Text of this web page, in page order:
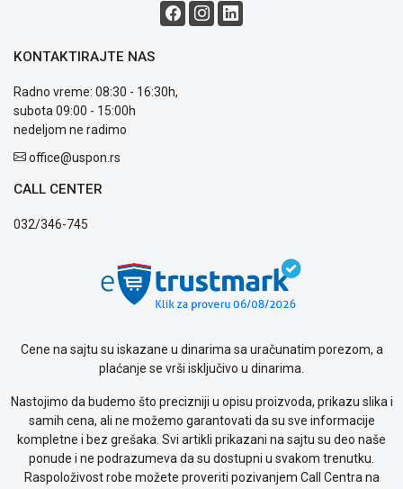
garancije
Kontakt
WEB
KREDIT
KONTAKTIRAJTE NAS
Radno vreme: 08:30 - 16:30h,
subota 09:00 - 15:00h
nedeljom ne radimo
office@uspon.rs
CALL CENTER
032/346-745
Cene na sajtu su iskazane u dinarima sa uračunatim porezom, a
plaćanje se vrši isključivo u dinarima.
Nastojimo da budemo što precizniji u opisu proizvoda, prikazu slika i
samih cena, ali ne možemo garantovati da su sve informacije
kompletne i bez grešaka. Svi artikli prikazani na sajtu su deo naše
ponude i ne podrazumeva da su dostupni u svakom trenutku.
Raspoloživost robe možete proveriti pozivanjem Call Centra na